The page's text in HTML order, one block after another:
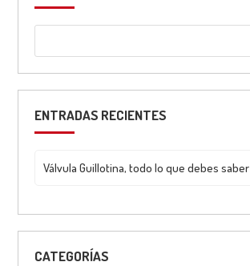
ENTRADAS RECIENTES
Válvula Guillotina, todo lo que debes saber
CATEGORÍAS